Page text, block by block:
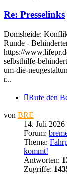
Re: Presselinks
Domsheide:
Runde -
https://
selbsthilfe-
um-die-
r...
Rufe den
von BRE
14. Juli 2026
Forum:
Thema:
kommt!
Antworten:
Zugriffe: